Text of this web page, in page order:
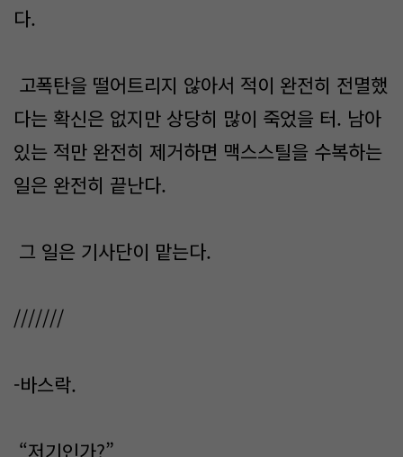
다.
고폭탄을 떨어트리지 않아서 적이 완전히 전멸했
다는 확신은 없지만 상당히 많이 죽었을 터. 남아
있는 적만 완전히 제거하면 맥스스틸을 수복하는
일은 완전히 끝난다.
그 일은 기사단이 맡는다.
///////
-바스락.
“저기인가?”